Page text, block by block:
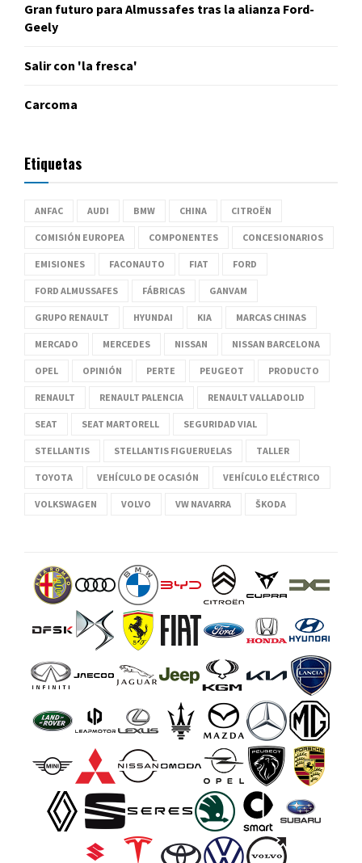
Gran futuro para Almussafes tras la alianza Ford-
Geely
Salir con 'la fresca'
Carcoma
Etiquetas
ANFAC AUDI BMW CHINA CITROËN
COMISIÓN EUROPEA COMPONENTES CONCESIONARIOS
EMISIONES FACONAUTO FIAT FORD
FORD ALMUSSAFES FÁBRICAS GANVAM
GRUPO RENAULT HYUNDAI KIA MARCAS CHINAS
MERCADO MERCEDES NISSAN NISSAN BARCELONA
OPEL OPINIÓN PERTE PEUGEOT PRODUCTO
RENAULT RENAULT PALENCIA RENAULT VALLADOLID
SEAT SEAT MARTORELL SEGURIDAD VIAL
STELLANTIS STELLANTIS FIGUERUELAS TALLER
TOYOTA VEHÍCULO DE OCASIÓN VEHÍCULO ELÉCTRICO
VOLKSWAGEN VOLVO VW NAVARRA ŠKODA